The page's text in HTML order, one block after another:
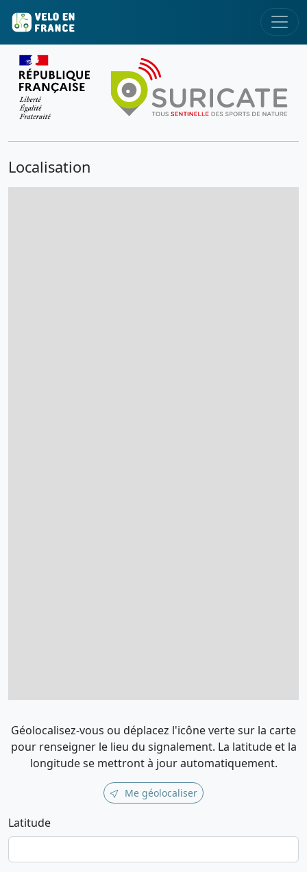
Localisation
Géolocalisez-vous ou déplacez l'icône verte sur la carte
pour renseigner le lieu du signalement. La latitude et la
longitude se mettront à jour automatiquement.
Me géolocaliser
Latitude